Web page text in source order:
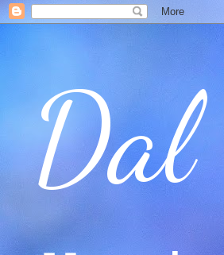
Dal